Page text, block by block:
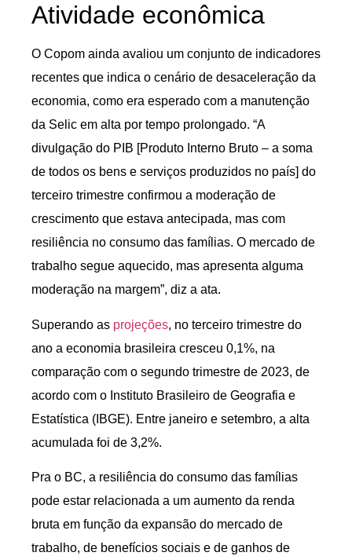
Atividade econômica
O Copom ainda avaliou um conjunto de indicadores
recentes que indica o cenário de desaceleração da
economia, como era esperado com a manutenção
da Selic em alta por tempo prolongado. “A
divulgação do PIB [Produto Interno Bruto – a soma
de todos os bens e serviços produzidos no país] do
terceiro trimestre confirmou a moderação de
crescimento que estava antecipada, mas com
resiliência no consumo das famílias. O mercado de
trabalho segue aquecido, mas apresenta alguma
moderação na margem”, diz a ata.
Superando as projeções, no terceiro trimestre do
ano a economia brasileira cresceu 0,1%, na
comparação com o segundo trimestre de 2023, de
acordo com o Instituto Brasileiro de Geografia e
Estatística (IBGE). Entre janeiro e setembro, a alta
acumulada foi de 3,2%.
Pra o BC, a resiliência do consumo das famílias
pode estar relacionada a um aumento da renda
bruta em função da expansão do mercado de
trabalho, de benefícios sociais e de ganhos de